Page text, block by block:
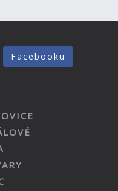
Facebooku